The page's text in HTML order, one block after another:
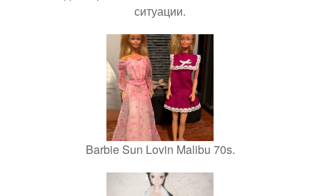
ситуации.
Barbie Sun Lovin Malibu 70s.